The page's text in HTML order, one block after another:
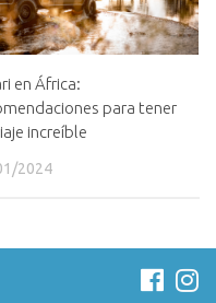
en África:
para tener
increíble
2024